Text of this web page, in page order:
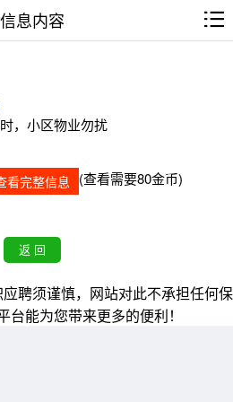
信息内容
，小区物业勿扰
看完整信息 (查看需要80金币)
聘须谨慎，网站对此不承担任何保
能为您带来更多的便利！